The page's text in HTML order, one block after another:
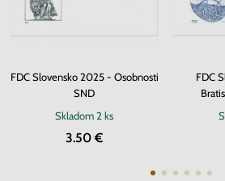
FDC Slovensko 2025 - Osobnosti
SND
Skladom2 ks
3.50 €
FDC